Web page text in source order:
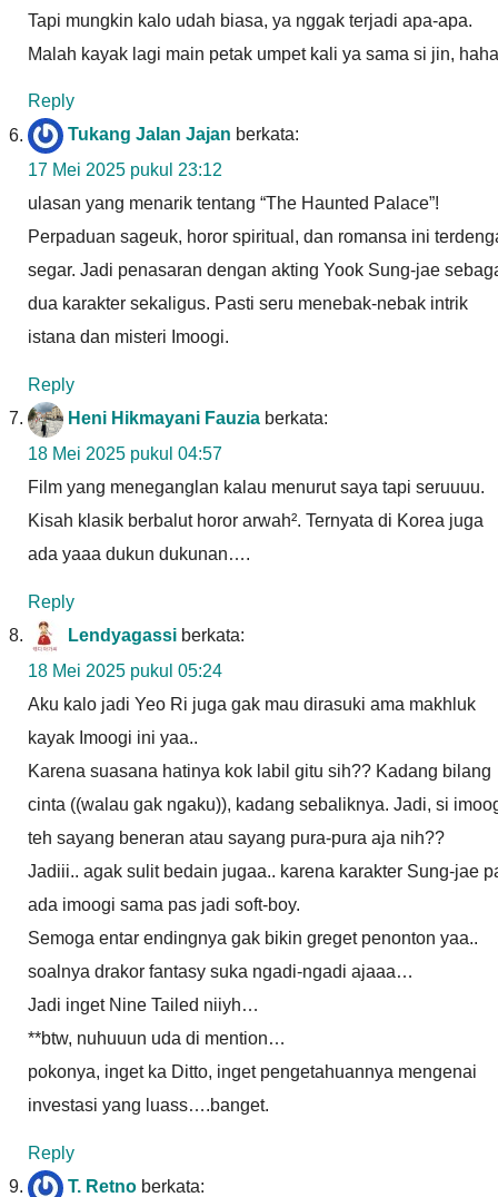
Tapi mungkin kalo udah biasa, ya nggak terjadi apa-apa.
Malah kayak lagi main petak umpet kali ya sama si jin, haha
Reply
Tukang Jalan Jajan berkata:
17 Mei 2025 pukul 23:12
ulasan yang menarik tentang “The Haunted Palace”!
Perpaduan sageuk, horor spiritual, dan romansa ini
segar. Jadi penasaran dengan akting Yook Sung-jae
dua karakter sekaligus. Pasti seru menebak-nebak intrik
istana dan misteri Imoogi.
Reply
Heni Hikmayani Fauzia berkata:
18 Mei 2025 pukul 04:57
Film yang meneganglan kalau menurut saya tapi seruuuu.
Kisah klasik berbalut horor arwah². Ternyata di Korea juga
ada yaaa dukun dukunan….
Reply
Lendyagassi berkata:
18 Mei 2025 pukul 05:24
Aku kalo jadi Yeo Ri juga gak mau dirasuki ama makhluk
kayak Imoogi ini yaa..
Karena suasana hatinya kok labil gitu sih?? Kadang bilang
cinta ((walau gak ngaku)), kadang sebaliknya. Jadi, si
teh sayang beneran atau sayang pura-pura aja nih??
Jadiii.. agak sulit bedain jugaa.. karena karakter Sung-jae
ada imoogi sama pas jadi soft-boy.
Semoga entar endingnya gak bikin greget penonton yaa..
soalnya drakor fantasy suka ngadi-ngadi ajaaa…
Jadi inget Nine Tailed niiyh…
**btw, nuhuuun uda di mention…
pokonya, inget ka Ditto, inget pengetahuannya mengenai
investasi yang luass….banget.
Reply
T. Retno berkata: